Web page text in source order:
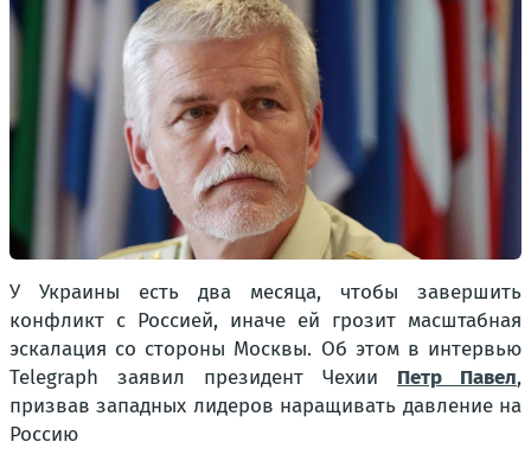
У Украины есть два месяца, чтобы завершить
конфликт с Россией, иначе ей грозит масштабная
эскалация со стороны Москвы. Об этом в интервью
Telegraph заявил президент Чехии Петр Павел,
призвав западных лидеров наращивать давление на
Россию